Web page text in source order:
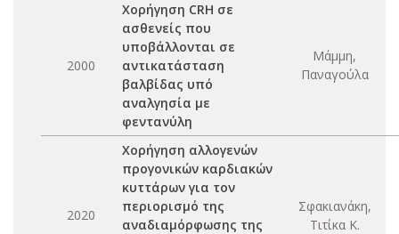
2000
Χορήγηση CRH σε
ασθενείς που
υποβάλλονται σε
αντικατάσταση
βαλβίδας υπό
αναλγησία με
φεντανύλη
Μάμμη,
Παναγούλα
2020
Χορήγηση αλλογενών
προγονικών καρδιακών
κυττάρων για τον
περιορισμό της
αναδιαμόρφωσης της
Σφακιανάκη,
Τιτίκα Κ.